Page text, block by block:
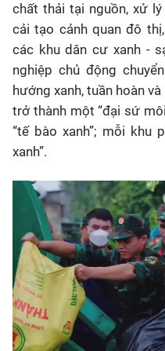
chất thải tại nguồn, xử
cải tạo cảnh quan đô
các khu dân cư xanh -
nghiệp chủ động
hướng xanh, tuần hoàn
trở thành một “đại sứ
“tế bào xanh”; mỗi khu
xanh”.